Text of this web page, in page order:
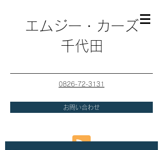
エムジー・カーズ
千代田
0826-72-3131
お問い合わせ